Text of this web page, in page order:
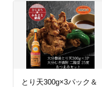
とり天300g×3パック＆